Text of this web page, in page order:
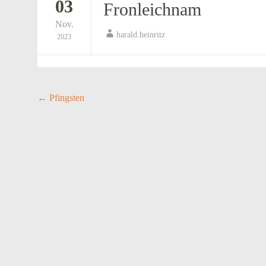
03
Nov.
2023
Fronleichnam
harald.heinritz
Post
← Pfingsten